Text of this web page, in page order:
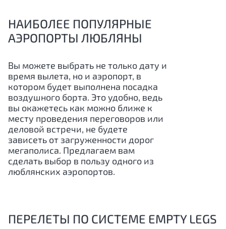
НАИБОЛЕЕ ПОПУЛЯРНЫЕ
АЭРОПОРТЫ ЛЮБЛЯНЫ
Вы можете выбрать не только дату и
время вылета, но и аэропорт, в
котором будет выполнена посадка
воздушного борта. Это удобно, ведь
вы окажетесь как можно ближе к
месту проведения переговоров или
деловой встречи, не будете
зависеть от загруженности дорог
мегаполиса. Предлагаем вам
сделать выбор в пользу одного из
люблянских аэропортов.
ПЕРЕЛЕТЫ ПО СИСТЕМЕ EMPTY LEGS